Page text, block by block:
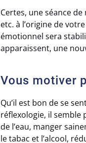
Certes, une séance
etc. à l’origine de
émotionnel sera
apparaissent, une
Vous motiver
Qu’il est bon de se
réflexologie, il semble
de l’eau, manger
le tabac et l’alcool,